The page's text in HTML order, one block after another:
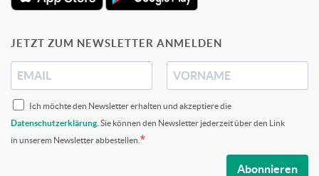
JETZT ZUM NEWSLETTER ANMELDEN
Ich möchte den Newsletter erhalten und akzeptiere die
Datenschutzerklärung . Sie können den Newsletter jederzeit über den Link
in unserem Newsletter abbestellen.
Abonnieren